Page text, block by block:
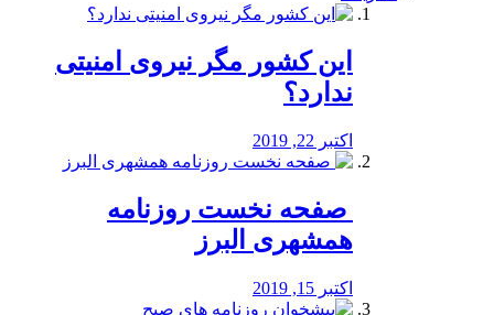
این کشور مگر نیروی امنیتی
ندارد؟
اکتبر 22, 2019
️ صفحه نخست روزنامه‌
همشهری البرز
اکتبر 15, 2019